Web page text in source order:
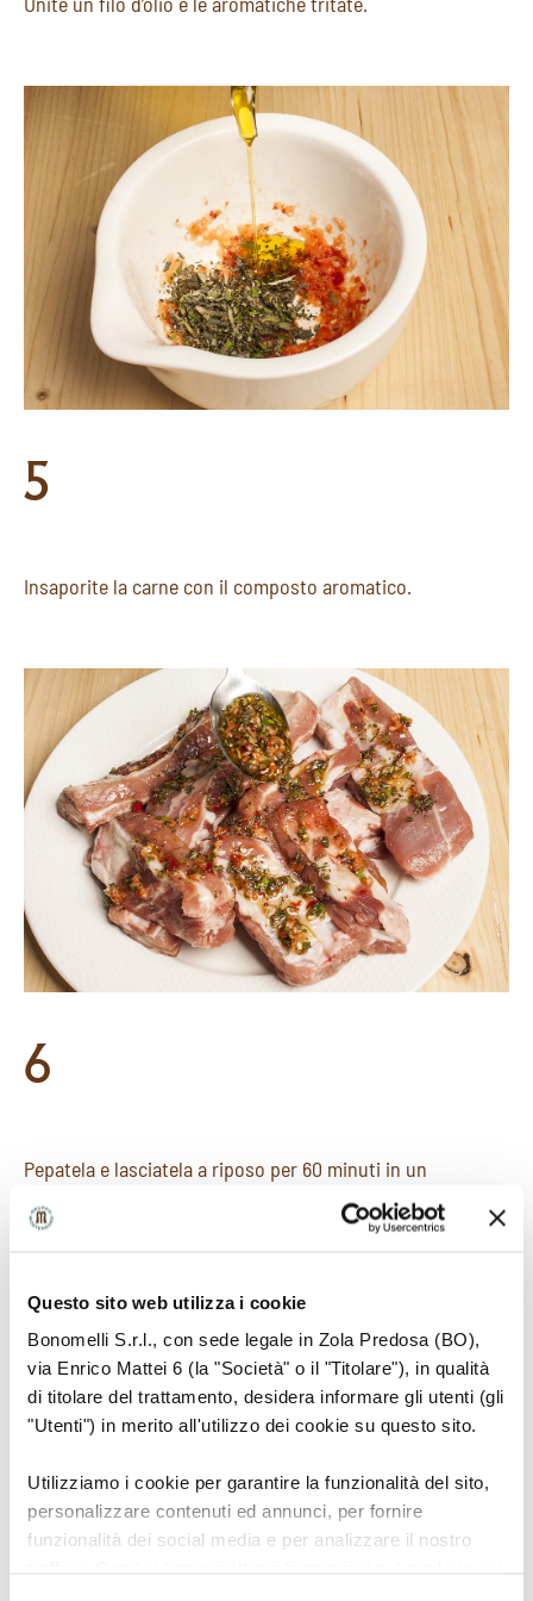
Questo sito web utilizza i cookie
Bonomelli S.r.l., con sede legale in Zola Predosa (BO),
via Enrico Mattei 6 (la "Società" o il "Titolare"), in qualità
di titolare del trattamento, desidera informare gli utenti (gli
"Utenti") in merito all'utilizzo dei cookie su questo sito.
Utilizziamo i cookie per garantire la funzionalità del sito,
personalizzare contenuti ed annunci, per fornire
funzionalità dei social media e per analizzare il nostro
5
Insaporite la carne con il composto aromatico.
6
Pepatela e lasciatela a riposo per 60 minuti in un
luogo fresco. Riportate la carne a temperatura
ambiente.
7
Cuocete le costine sulla griglia calda rigirandole e
salandole a fine cottura.